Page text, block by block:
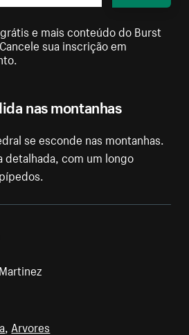
nas montanhas
se esconde nas montanhas.
detalhada, com um longo
e mais conteúdo do Burst
sua inscrição em
Arvores